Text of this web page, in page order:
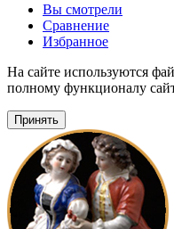
Вы смотрели
Сравнение
Избранное
На сайте используются
полному функционалу
Принять